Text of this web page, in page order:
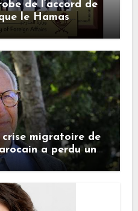
de l’accord de
le Hamas
crise migratoire de
a perdu une
vis-à-vis